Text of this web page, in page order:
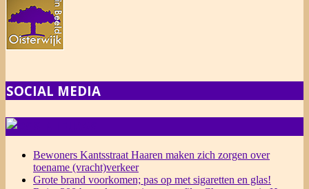
SOCIAL MEDIA
Bewoners Kantsstraat Haaren maken zich zorgen over
toename (vracht)verkeer
Grote brand voorkomen; pas op met sigaretten en glas!